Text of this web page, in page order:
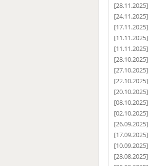
[28.11.2025]
[24.11.2025]
[17.11.2025]
[11.11.2025]
[11.11.2025]
[28.10.2025]
[27.10.2025]
[22.10.2025]
[20.10.2025]
[08.10.2025]
[02.10.2025]
[26.09.2025]
[17.09.2025]
[10.09.2025]
[28.08.2025]